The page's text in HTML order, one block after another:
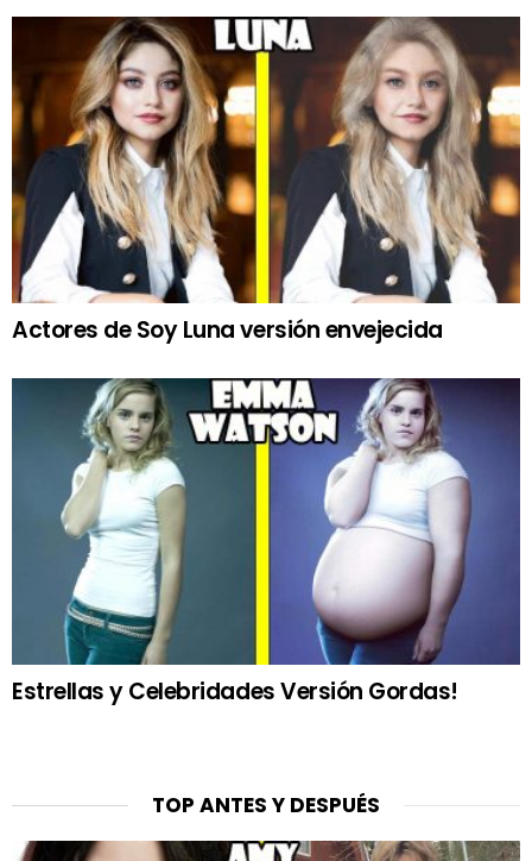
Actores de Soy Luna versión envejecida
Estrellas y Celebridades Versión Gordas!
TOP ANTES Y DESPUÉS